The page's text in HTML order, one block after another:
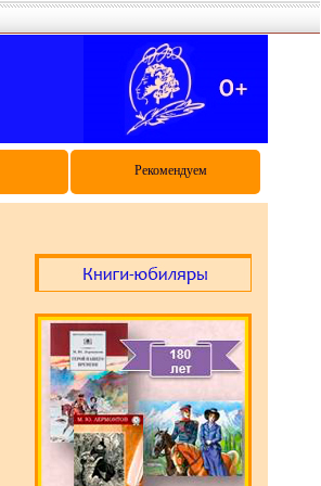
Рекомендуем